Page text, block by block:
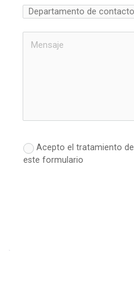
Acepto el tratamiento
este formulario